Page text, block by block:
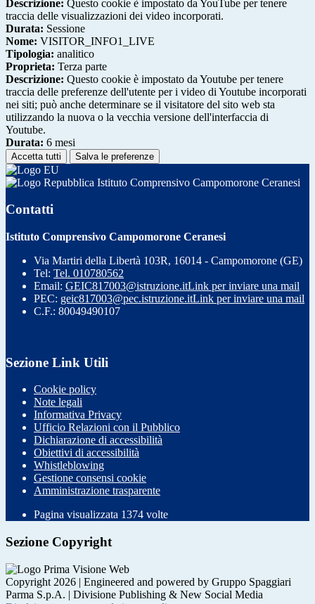
Descrizione: Questo cookie è impostato da YouTube per tenere
traccia delle visualizzazioni dei video incorporati.
Durata: Sessione
Nome: VISITOR_INFO1_LIVE
Tipologia: analitico
Proprieta: Terza parte
Descrizione: Questo cookie è impostato da Youtube per tenere
traccia delle preferenze dell'utente per i video di Youtube incorporati
nei siti; può anche determinare se il visitatore del sito web sta
utilizzando la nuova o la vecchia versione dell'interfaccia di
Youtube.
Durata: 6 mesi
Accetta tutti Salva le preferenze
Istituto Comprensivo Campomorone Ceranesi
Contatti
Istituto Comprensivo Campomorone Ceranesi
Via Martiri della Libertà 103R, 16014 - Campomorone (GE)
Tel: Tel. 010780562
Email: GEIC817003@istruzione.itLink per inviare una mail
PEC: geic817003@pec.istruzione.itLink per inviare una mail
C.F.: 80049490107
Sezione Link Utili
Cookie policy
Note legali
Informativa Privacy
Ufficio Relazioni con il Pubblico
Dichiarazione di accessibilità
Obiettivi di accessibilità
Whistleblowing
Gestione consensi cookie
Amministrazione trasparente
Pagina visualizzata 1374 volte
Sezione Copyright
Copyright 2026 | Engineered and powered by Gruppo Spaggiari
Parma S.p.A. | Divisione Publishing & New Social Media